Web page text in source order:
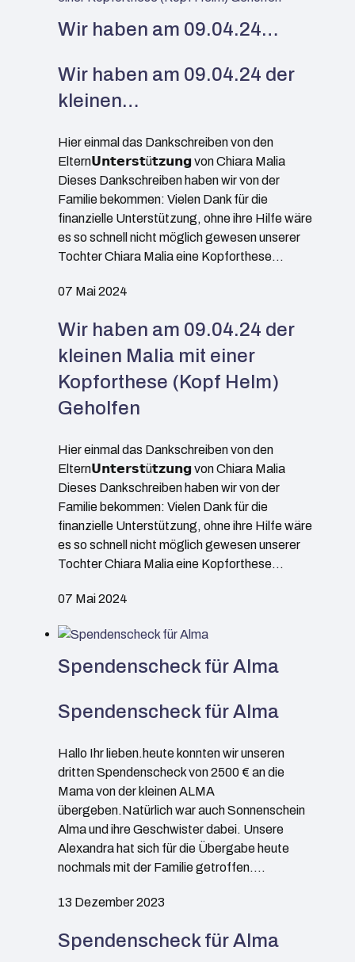
Wir haben am 09.04.24…
Wir haben am 09.04.24 der
kleinen…
Hier einmal das Dankschreiben von den
Eltern𝗨𝗻𝘁𝗲𝗿𝘀𝘁ü𝘁𝘇𝘂𝗻𝗴 von Chiara Malia
Dieses Dankschreiben haben wir von der
Familie bekommen: Vielen Dank für die
finanzielle Unterstützung, ohne ihre Hilfe wäre
es so schnell nicht möglich gewesen unserer
Tochter Chiara Malia eine Kopforthese…
07 Mai 2024
Wir haben am 09.04.24 der
kleinen Malia mit einer
Kopforthese (Kopf Helm)
Geholfen
Hier einmal das Dankschreiben von den
Eltern𝗨𝗻𝘁𝗲𝗿𝘀𝘁ü𝘁𝘇𝘂𝗻𝗴 von Chiara Malia
Dieses Dankschreiben haben wir von der
Familie bekommen: Vielen Dank für die
finanzielle Unterstützung, ohne ihre Hilfe wäre
es so schnell nicht möglich gewesen unserer
Tochter Chiara Malia eine Kopforthese…
07 Mai 2024
Spendenscheck für Alma
Spendenscheck für Alma
Hallo Ihr lieben.heute konnten wir unseren
dritten Spendenscheck von 2500 € an die
Mama von der kleinen ALMA
übergeben.Natürlich war auch Sonnenschein
Alma und ihre Geschwister dabei. Unsere
Alexandra hat sich für die Übergabe heute
nochmals mit der Familie getroffen.…
13 Dezember 2023
Spendenscheck für Alma